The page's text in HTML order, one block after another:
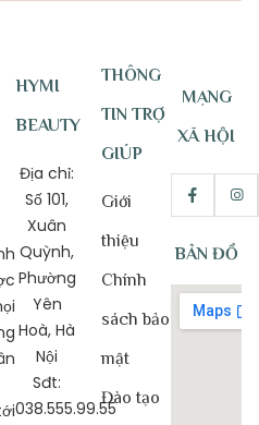
HYMI
BEAUTY
Địa chỉ:
Số 101,
Xuân
Quỳnh,
Phường
Yên
Hoà, Hà
Nội
Sđt:
038.555.99.55
THÔNG
TIN TRỢ
GIÚP
Giới
thiệu
Chính
sách bảo
mật
Đào tạo
MẠNG
XÃ HỘI
BẢN ĐỒ